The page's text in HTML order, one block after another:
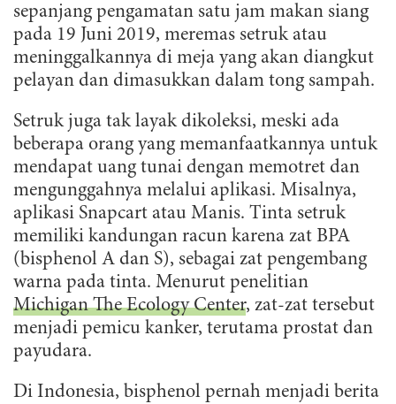
sepanjang pengamatan satu jam makan siang
pada 19 Juni 2019, meremas setruk atau
meninggalkannya di meja yang akan diangkut
pelayan dan dimasukkan dalam tong sampah.
Setruk juga tak layak dikoleksi, meski ada
beberapa orang yang memanfaatkannya untuk
mendapat uang tunai dengan memotret dan
mengunggahnya melalui aplikasi. Misalnya,
aplikasi Snapcart atau Manis. Tinta setruk
memiliki kandungan racun karena zat BPA
(bisphenol A dan S), sebagai zat pengembang
warna pada tinta. Menurut penelitian
Michigan The Ecology Center, zat-zat tersebut
menjadi pemicu kanker, terutama prostat dan
payudara.
Di Indonesia, bisphenol pernah menjadi berita